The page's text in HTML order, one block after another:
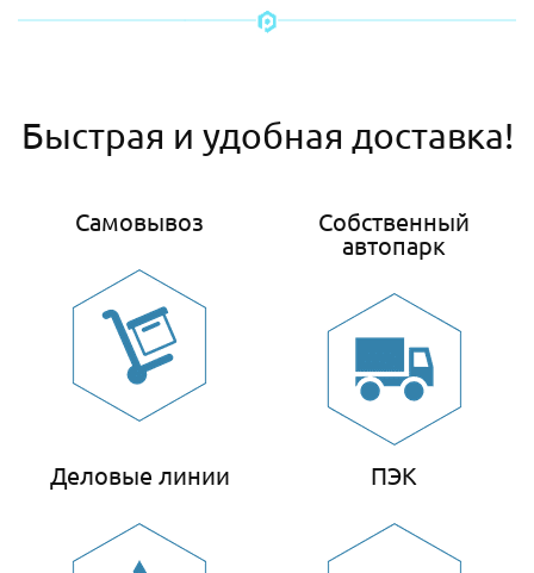
Быстрая и удобная доставка!
Самовывоз
Собственный
автопарк
Деловые линии ПЭК